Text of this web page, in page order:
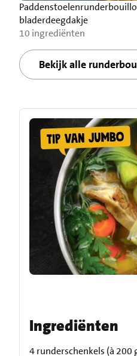
bladerdeegdakje
10 ingrediënten
Bekijk alle
Ingrediënten
4 runderschenkels (à 200